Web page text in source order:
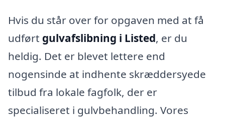
Hvis du står over for opgaven med at få
udført gulvafslibning i Listed, er du
heldig. Det er blevet lettere end
nogensinde at indhente skræddersyede
tilbud fra lokale fagfolk, der er
specialiseret i gulvbehandling. Vores